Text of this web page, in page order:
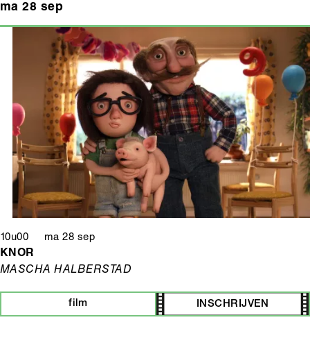
ma 28 sep
10u00 ma 28 sep
KNOR
MASCHA HALBERSTAD
film INSCHRIJVEN